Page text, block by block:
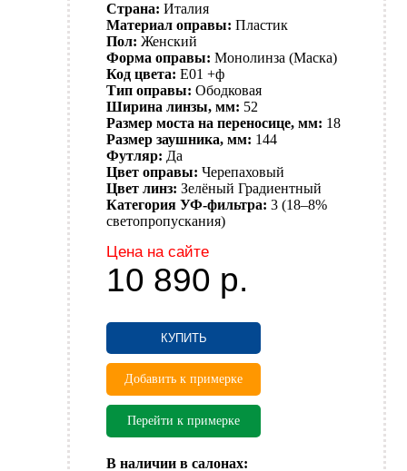
Страна: Италия
Материал оправы: Пластик
Пол: Женский
Форма оправы: Монолинза (Маска)
Код цвета: E01 +ф
Тип оправы: Ободковая
Ширина линзы, мм: 52
Размер моста на переносице, мм: 18
Размер заушника, мм: 144
Футляр: Да
Цвет оправы: Черепаховый
Цвет линз: Зелёный Градиентный
Категория УФ-фильтра: 3 (18–8%
светопропускания)
Цена на сайте
10 890 р.
КУПИТЬ
Добавить к примерке
Перейти к примерке
В наличии в салонах: